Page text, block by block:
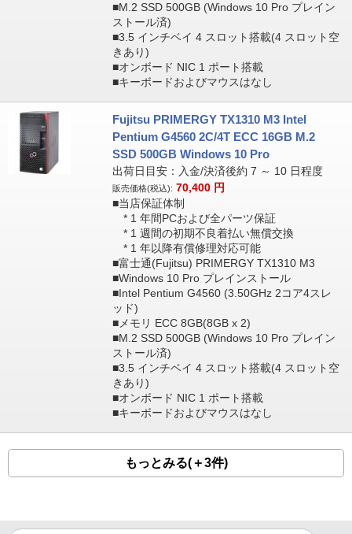
■M.2 SSD 500GB (Windows 10 Pro プレイン
ストール済)
■3.5 インチベイ 4 スロット搭載(4 スロット空
きあり)
■オンボード NIC 1 ポート搭載
■キーボードおよびマウスはなし
Fujitsu PRIMERGY TX1310 M3 Intel
Pentium G4560 2C/4T ECC 16GB M.2
SSD 500GB Windows 10 Pro
出荷日目安：入金/決済後約 7 ～ 10 日程度
販売価格(税込): 70,400 円
■当店保証体制
* 1 年間PCおよび全パーツ保証
* 1 週間の初期不良着払い無償交換
* 1 年以降有償修理対応可能
■富士通(Fujitsu) PRIMERGY TX1310 M3
■Windows 10 Pro プレインストール
■Intel Pentium G4560 (3.50GHz 2コア4スレ
ッド)
■メモリ ECC 8GB(8GB x 2)
■M.2 SSD 500GB (Windows 10 Pro プレイン
ストール済)
■3.5 インチベイ 4 スロット搭載(4 スロット空
きあり)
■オンボード NIC 1 ポート搭載
■キーボードおよびマウスはなし
もっとみる(＋3件)